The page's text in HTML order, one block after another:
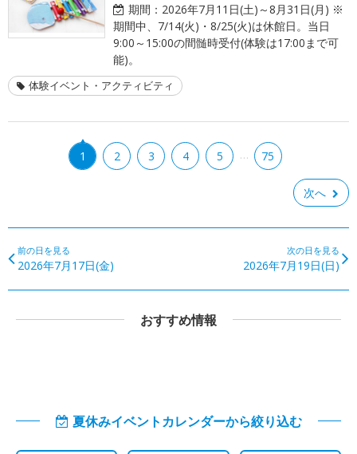
期間： 2026年7月11日(土)～8月31日(月) ※
期間中、7/14(火)・8/25(火)は休館日。当日
9:00～15:00の間髄時受付(体験は17:00まで可
能)。
体験イベント・アクティビティ
1 2 3 4 5 … 75
次へ
前の日を見る
2026年7月17日(金)
次の日を見る
2026年7月19日(日)
おすすめ情報
夏休みイベントカレンダーから絞り込む